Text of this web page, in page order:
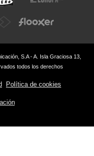
S.A - A. Isla Graciosa 13,
todos los derechos
Política de cookies